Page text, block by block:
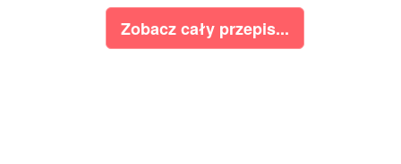
Zobacz cały przepis...